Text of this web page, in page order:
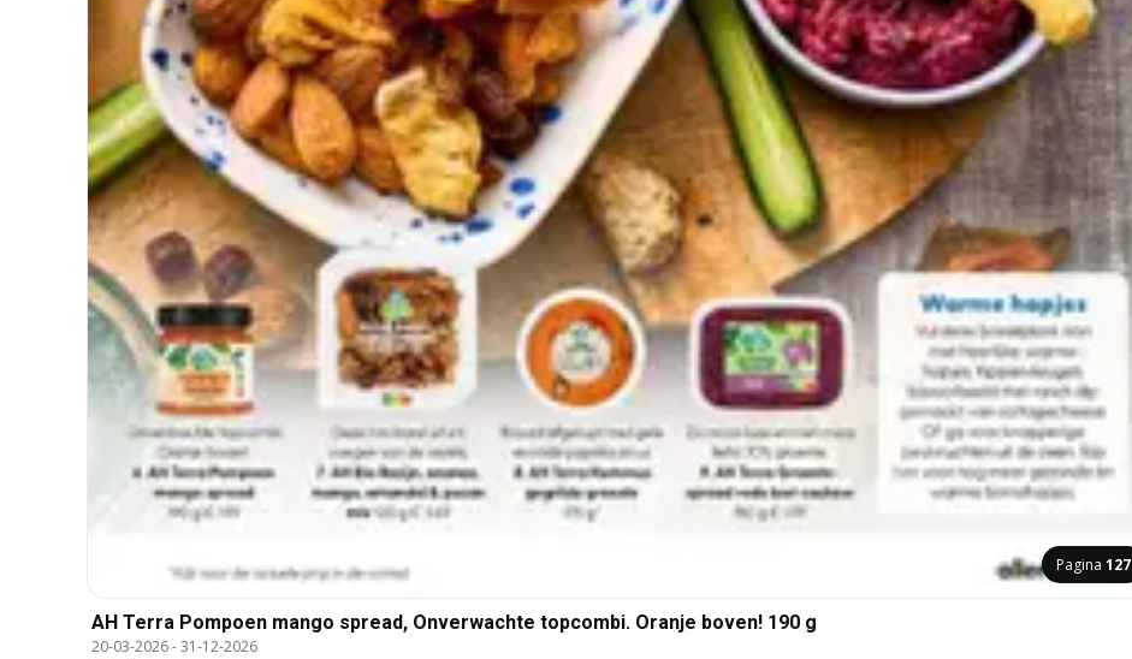
Pagina 127
AH Terra Pompoen mango spread, Onverwachte topcombi. Oranje boven! 190 g
20-03-2026-31-12-2026